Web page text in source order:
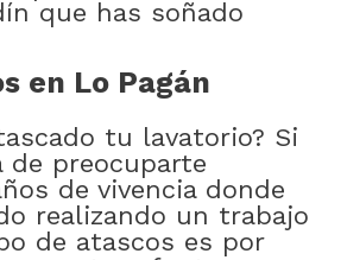
que has soñado
en Lo Pagán
tu lavatorio? Si
de preocuparte
de vivencia donde
realizando un trabajo
de atascos es por